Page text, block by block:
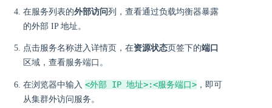
在服务列表的外部访问列，查看通过负载均衡器暴露
的外部 IP 地址。
点击服务名称进入详情页，在资源状态页签下的端口
区域，查看服务端口。
在浏览器中输入 <外部 IP 地址>:<服务端口> ，即可
从集群外访问服务。